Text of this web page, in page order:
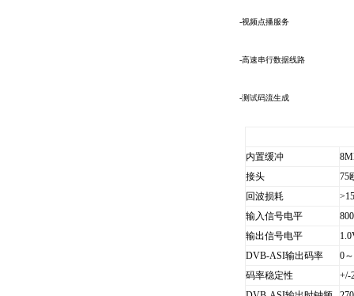
-视频点播服务
-高速串行数据线路
-测试码流生成
内置缓冲
接头
75
回波损耗
输入信号电平
输出信号电平
DVB-ASI输出码率
0
码率稳定性
+/-